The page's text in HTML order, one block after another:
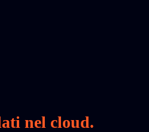
nel cloud.